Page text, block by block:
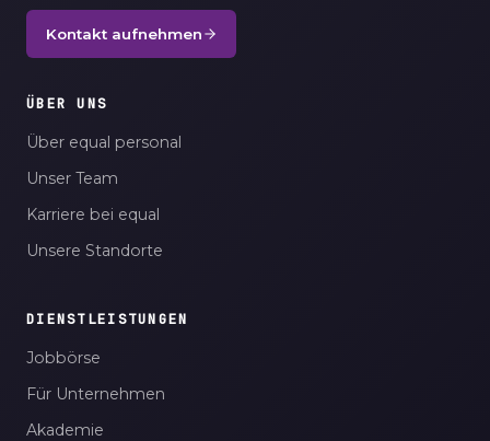
Kontakt aufnehmen
ÜBER UNS
Über equal personal
Unser Team
Karriere bei equal
Unsere Standorte
DIENSTLEISTUNGEN
Jobbörse
Für Unternehmen
Akademie